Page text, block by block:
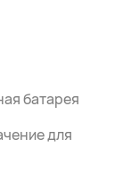
батарея
для